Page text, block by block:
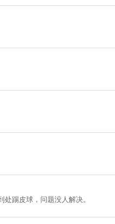
踢皮球，问题没人解决。